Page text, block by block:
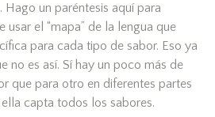
Hago un paréntesis aquí para
usar el “mapa” de la lengua que
para cada tipo de sabor. Eso ya
no es así. Sí hay un poco más de
que para otro en diferentes partes
capta todos los sabores.